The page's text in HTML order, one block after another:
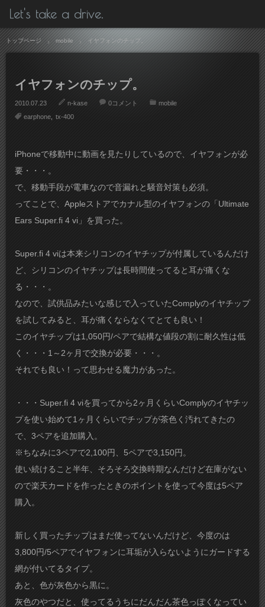
Let's take a drive.
トップページ mobile イヤフォンのチップ。
イヤフォンのチップ。
2010.07.23 n-kase 0コメント
mobile
earphone
tx-400
iPhoneで移動中に動画を見たりしているので、イヤフォンが必
要・・・。
で、移動手段が電車なので音漏れと騒音対策も必須。
ってことで、Appleストアでカナル型のイヤフォンの「Ultimate
Ears Super.fi 4 vi」を買った。
Super.fi 4 viは本来シリコンのイヤチップが付属しているんだけ
ど、シリコンのイヤチップは長時間使ってると耳が痛くな
る・・・。
なので、試供品みたいな感じで入っていたComplyのイヤチップ
を試してみると、耳が痛くならなくてとても良い！
このイヤチップは1,050円/ペアで結構な値段の割に耐久性は低
く・・・1～2ヶ月で交換が必要・・・。
それでも良い！って思わせる魔力があった。
・・・Super.fi 4 viを買ってから2ヶ月くらいComplyのイヤチッ
プを使い始めて1ヶ月くらいでチップが茶色く汚れてきたの
で、3ペアを追加購入。
※ちなみに3ペアで2,100円、5ペアで3,150円。
使い続けること半年、そろそろ交換時期なんだけど在庫がない
ので楽天カードを作ったときのポイントを使って今度は5ペア
購入。
新しく買ったチップはまだ使ってないんだけど、今度のは
3,800円/5ペアでイヤフォンに耳垢が入らないようにガードする
網が付いてるタイプ。
あと、色が灰色から黒に。
灰色のやつだと、使ってるうちにだんだん茶色っぽくなってい